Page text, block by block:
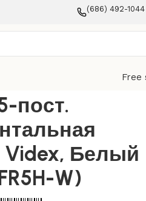
(686) 492-1044
Free
пост.
Videx, Белый
W)